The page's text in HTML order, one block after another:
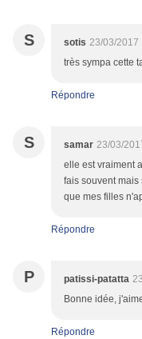
S sotis 23/03/2017
très sympa cette
Répondre
S samar 23/03/
elle est vraiment
fais souvent
que mes filles
Répondre
P patissi-patatta
Bonne idée,
Répondre